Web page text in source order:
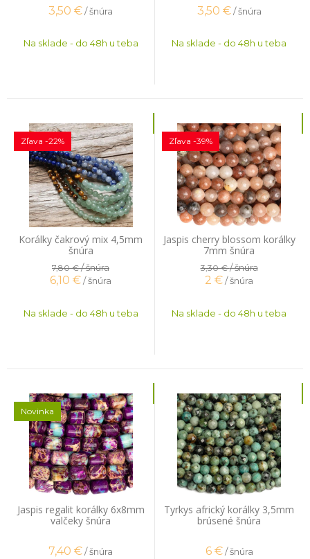
3,50 €/ šnúra
Na sklade - do 48h u teba
3,50 € / šnúra
Na sklade - do 48h u teba
Korálky čakrový mix 4,5mm
šnúra
Zľava -22%
7,80 €/ šnúra
6,10 €/ šnúra
Na sklade - do 48h u teba
Jaspis cherry blossom korálky
7mm šnúra
Zľava -39%
3,30 €/ šnúra
2 €/ šnúra
Na sklade - do 48h u teba
Jaspis regalit korálky 6x8mm
valčeky šnúra
Novinka
7,40 €/ šnúra
Tyrkys africký korálky 3,5mm
brúsené šnúra
6 € / šnúra